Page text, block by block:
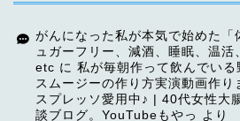
がんになった私が本気で始めた
ュガーフリー、減酒、睡眠、温
etc に 私が毎朝作って飲んでい
スムージーの作り方実演動画作
スプレッソ愛用中♪ | 40代女性大
談ブログ。YouTubeもやっ より